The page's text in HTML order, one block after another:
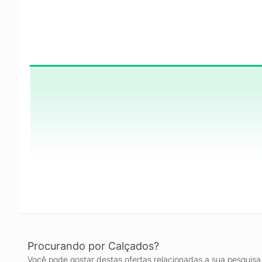
Procurando por Calçados?
Você pode gostar destas ofertas relacionadas a sua